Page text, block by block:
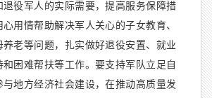
退役军人的实际需要，提高服务保障措
用情帮助解决军人关心的子女教育、
养老等问题，扎实做好退役安置、就业
困难帮扶等工作。要支持军队立足自
与地方经济社会建设，在推动高质量发